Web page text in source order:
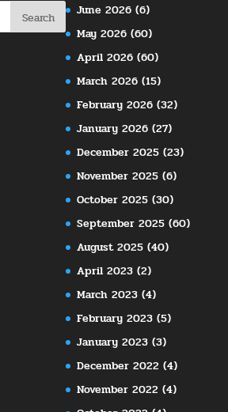
June 2026 (6)
May 2026 (60)
April 2026 (60)
March 2026 (15)
February 2026 (32)
January 2026 (27)
December 2025 (23)
November 2025 (6)
October 2025 (30)
September 2025 (60)
August 2025 (40)
April 2023 (2)
March 2023 (4)
February 2023 (5)
January 2023 (3)
December 2022 (4)
November 2022 (4)